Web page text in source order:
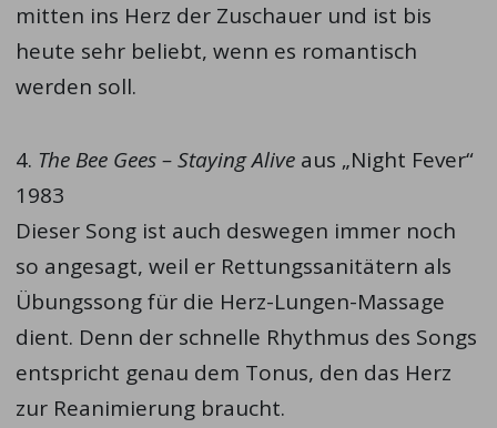
mitten ins Herz der Zuschauer und ist bis
heute sehr beliebt, wenn es romantisch
werden soll.
4. The Bee Gees – Staying Alive aus „Night Fever“
1983
Dieser Song ist auch deswegen immer noch
so angesagt, weil er Rettungssanitätern als
Übungssong für die Herz-Lungen-Massage
dient. Denn der schnelle Rhythmus des Songs
entspricht genau dem Tonus, den das Herz
zur Reanimierung braucht.